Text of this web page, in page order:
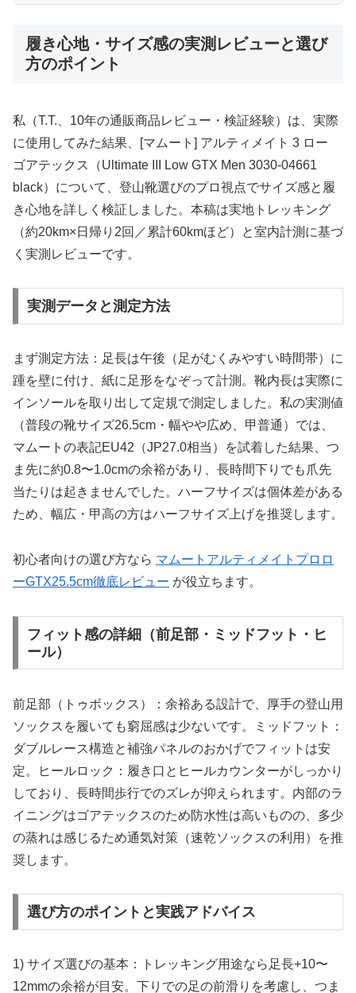
履き心地・サイズ感の実測レビューと選び
方のポイント
私（T.T.、10年の通販商品レビュー・検証経験）は、実際
に使用してみた結果、[マムート] アルティメイト 3 ロー
ゴアテックス（Ultimate III Low GTX Men 3030-04661
black）について、登山靴選びのプロ視点でサイズ感と履
き心地を詳しく検証しました。本稿は実地トレッキング
（約20km×日帰り2回／累計60kmほど）と室内計測に基づ
く実測レビューです。
実測データと測定方法
まず測定方法：足長は午後（足がむくみやすい時間帯）に
踵を壁に付け、紙に足形をなぞって計測。靴内長は実際に
インソールを取り出して定規で測定しました。私の実測値
（普段の靴サイズ26.5cm・幅やや広め、甲普通）では、
マムートの表記EU42（JP27.0相当）を試着した結果、つ
ま先に約0.8〜1.0cmの余裕があり、長時間下りでも爪先
当たりは起きませんでした。ハーフサイズは個体差がある
ため、幅広・甲高の方はハーフサイズ上げを推奨します。
初心者向けの選び方なら マムートアルティメイトプロロ
ーGTX25.5cm徹底レビュー が役立ちます。
フィット感の詳細（前足部・ミッドフット・ヒ
ール）
前足部（トゥボックス）：余裕ある設計で、厚手の登山用
ソックスを履いても窮屈感は少ないです。ミッドフット：
ダブルレース構造と補強パネルのおかげでフィットは安
定。ヒールロック：履き口とヒールカウンターがしっかり
しており、長時間歩行でのズレが抑えられます。内部のラ
イニングはゴアテックスのため防水性は高いものの、多少
の蒸れは感じるため通気対策（速乾ソックスの利用）を推
奨します。
選び方のポイントと実践アドバイス
1) サイズ選びの基本：トレッキング用途なら足長+10〜
12mmの余裕が目安。下りでの足の前滑りを考慮し、つま